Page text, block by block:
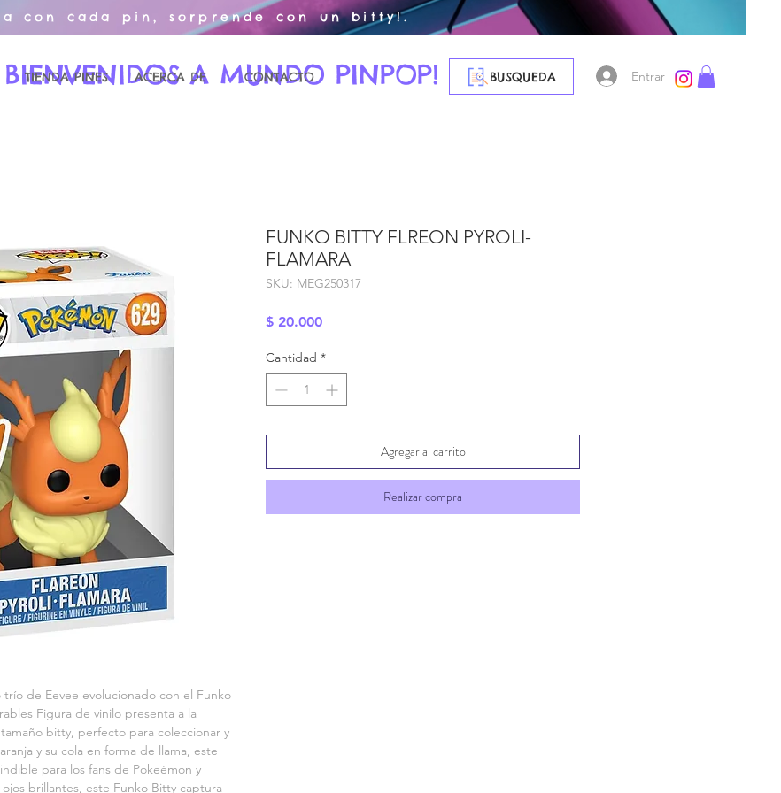
TIENDA PINES ACERCA DE CONTACTO BUSQUEDA Entrar
con cada pin, sorprende con un bitty!.
BIENVENIDOS A MUNDO PINPOP!
trío de Eevee evolucionado con el Funko
Figura de vinilo presenta a la
bitty, perfecto para coleccionar y
y su cola en forma de llama, este
para los fans de Pokeémon y
brillantes, este Funko Bitty captura
FUNKO BITTY FLREON PYROLI-
FLAMARA
SKU: MEG250317
$ 20.000Precio
Cantidad *
Agregar al carrito
Realizar compra